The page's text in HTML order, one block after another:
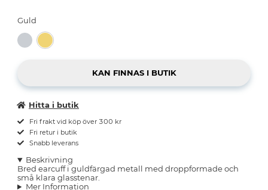
Guld
Hitta i butik
Fri frakt vid köp över 300 kr
Fri retur i butik
Snabb leverans
Beskrivning
Bred earcuff i guldfärgad metall med droppformade och
små klara glasstenar.
Mer Information